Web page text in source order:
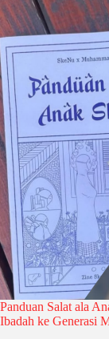
Panduan Salat ala
Ibadah ke Generasi